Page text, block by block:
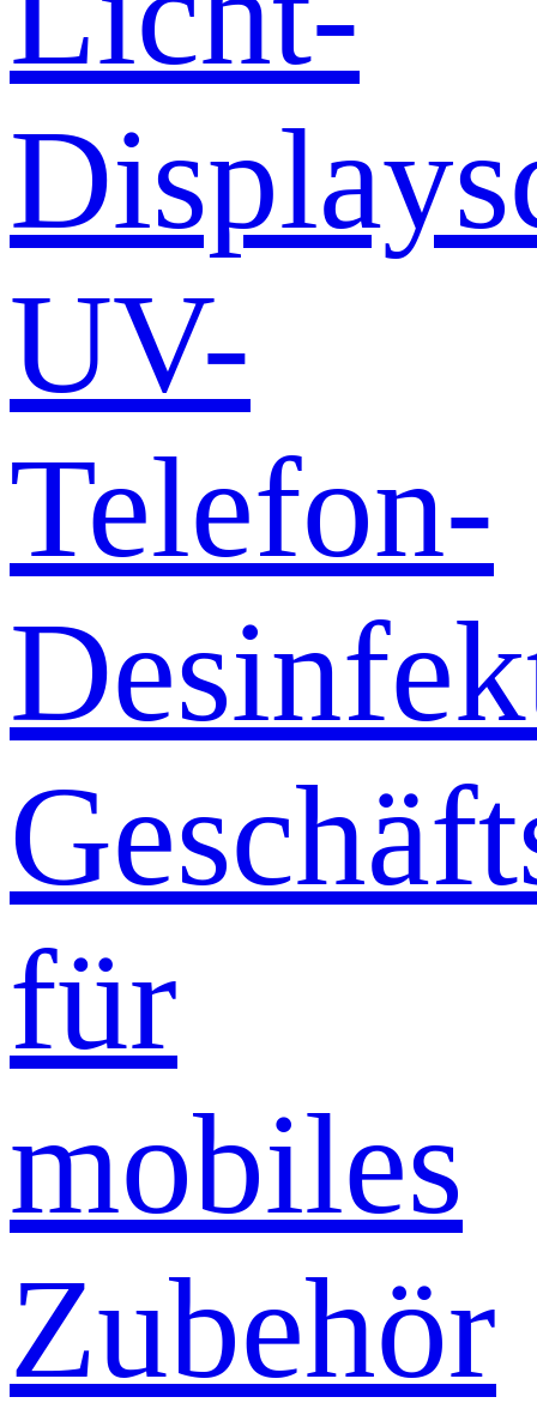
UV-
Telefon-
für
mobiles
Zubehör